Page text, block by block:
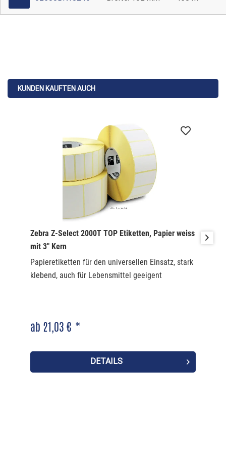
KUNDEN KAUFTEN AUCH
Zebra Z-Select 2000T TOP Etiketten, Papier weiss
mit 3" Kern
Papieretiketten für den universellen Einsatz, stark
klebend, auch für Lebensmittel geeigent
ab 21,03 € *
DETAILS